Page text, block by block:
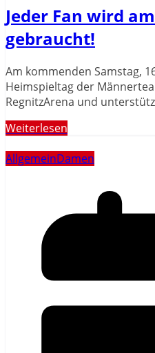
Jeder Fan wird
gebraucht!
Am kommenden Samstag,
Heimspieltag der
RegnitzArena und
Weiterlesen
AllgemeinDamen